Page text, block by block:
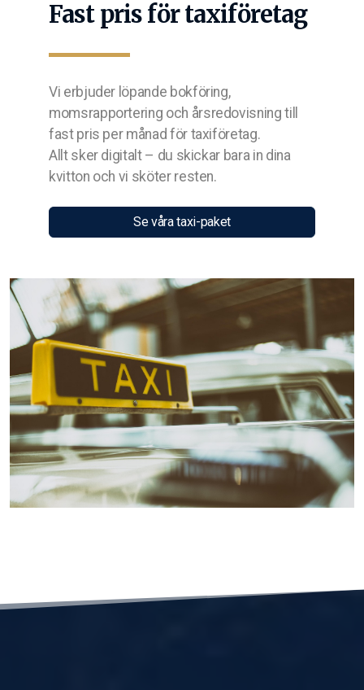
Fast pris för taxiföretag
Vi erbjuder löpande bokföring,
momsrapportering och årsredovisning till
fast pris per månad för taxiföretag.
Allt sker digitalt – du skickar bara in dina
kvitton och vi sköter resten.
Se våra taxi-paket